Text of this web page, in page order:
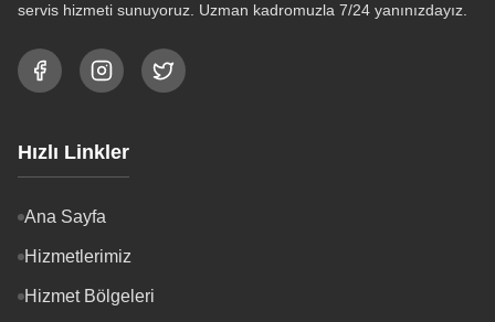
servis hizmeti sunuyoruz. Uzman kadromuzla 7/24 yanınızdayız.
Hızlı Linkler
Ana Sayfa
Hizmetlerimiz
Hizmet Bölgeleri